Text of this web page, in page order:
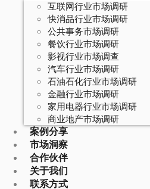
互联网行业市场调研
快消品行业市场调研
公共事务市场调研
餐饮行业市场调研
影视行业市场调查
汽车行业市场调研
石油石化行业市场调研
金融行业市场调研
家用电器行业市场调研
商业地产市场调研
案例分享
市场洞察
合作伙伴
关于我们
联系方式